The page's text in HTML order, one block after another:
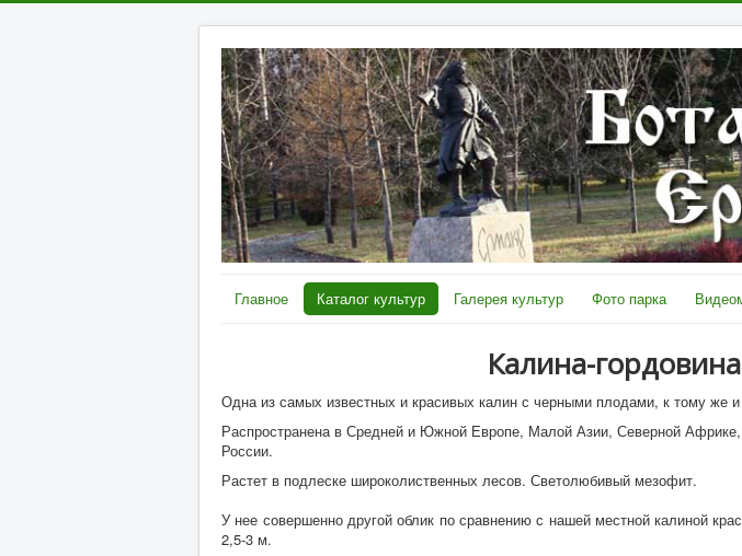
Главное Каталог культур Галерея культур Фото парка
Калина-гордовина
Одна из самых известных и красивых калин с черными плодами, к тому же
Распространена в Средней и Южной Европе, Малой Азии, Северной
России.
Растет в подлеске широколиственных лесов. Светолюбивый мезофит.
У нее совершенно другой облик по сравнению с нашей местной калиной
2,5-3 м.